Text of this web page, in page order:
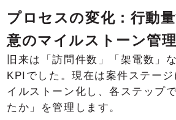
プロセスの変化：行動
意のマイルストーン管
旧来は「訪問件数」「架電数」
KPIでした。現在は案件ステー
イルストーン化し、各ステップ
たか」を管理します。